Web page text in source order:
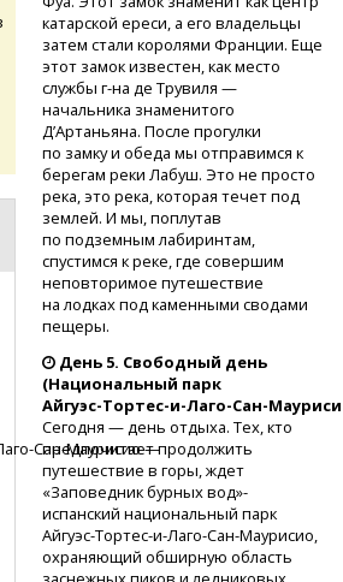
катарской ереси, а его владельцы
затем стали королями Франции. Еще
этот замок известен, как место
службы г-на де Трувиля —
начальника знаменитого
Д’Артаньяна. После прогулки
по замку и обеда мы отправимся к
берегам реки Лабуш. Это не просто
река, это река, которая течет под
землей. И мы, поплутав
по подземным лабиринтам,
спустимся к реке, где совершим
неповторимое путешествие
на лодках под каменными сводами
пещеры.
День 5. Свободный день
(Национальный парк
Айгуэс-Тортес-и-Лаго-Сан-
Сегодня — день отдыха. Тех, кто
предпочитает продолжить
путешествие в горы, ждет
«Заповедник бурных вод»-
испанский национальный парк
Айгуэс-Тортес-и-Лаго-Сан-Маурисио,
охраняющий обширную область
Сан-Маурисио—